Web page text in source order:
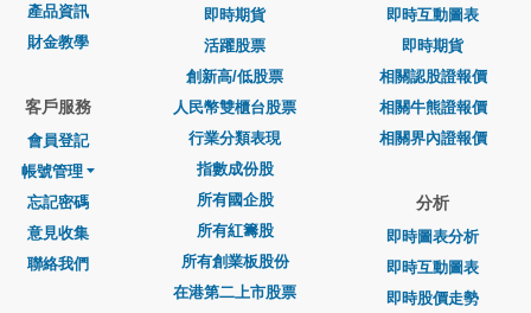
產品資訊
財金教學
客戶服務
會員登記
帳號管理
忘記密碼
意見收集
聯絡我們
即時期貨
活躍股票
創新高/低股票
人民幣雙櫃台股票
行業分類表現
指數成份股
所有國企股
所有紅籌股
所有創業板股份
在港第二上市股票
即時互動圖表
即時期貨
相關認股證報價
相關牛熊證報價
相關界內證報價
分析
即時圖表分析
即時互動圖表
即時股價走勢